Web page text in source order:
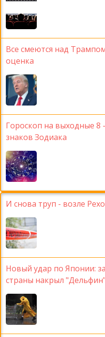
Все смеются над
оценка
Гороскоп на выходные 8
знаков Зодиака
И снова труп - возле
Новый удар по Японии:
страны накрыл "Дельфин"